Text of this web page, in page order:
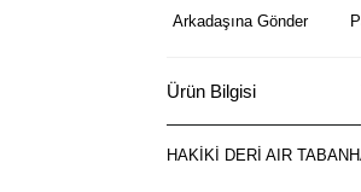
Arkadaşına Gönder
Ürün Bilgisi
HAKİKİ DERİ AIR